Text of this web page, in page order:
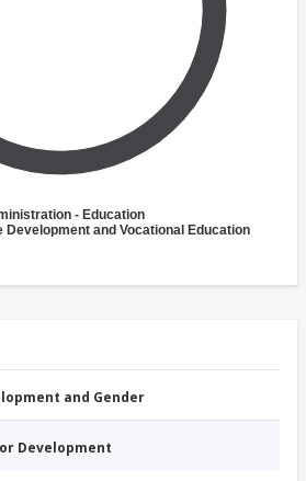
- Education
Development and Vocational Education
and Gender
Development